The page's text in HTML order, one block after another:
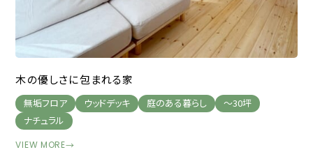
木の優しさに包まれる家
無垢フロア ウッドデッキ 庭のある暮らし
～30坪
ナチュラル
VIEW MORE→